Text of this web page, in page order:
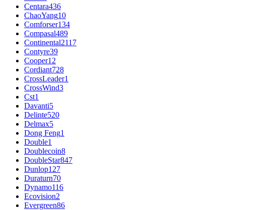
Centara436
ChaoYang10
Comforser134
Compasal489
Continental2117
Contyre39
Cooper12
Cordiant728
CrossLeader1
CrossWind3
Cst1
Davanti5
Delinte520
Delmax5
Dong Feng1
Double1
Doublecoin8
DoubleStar847
Dunlop127
Duraturn70
Dynamo116
Ecovision2
Evergreen86